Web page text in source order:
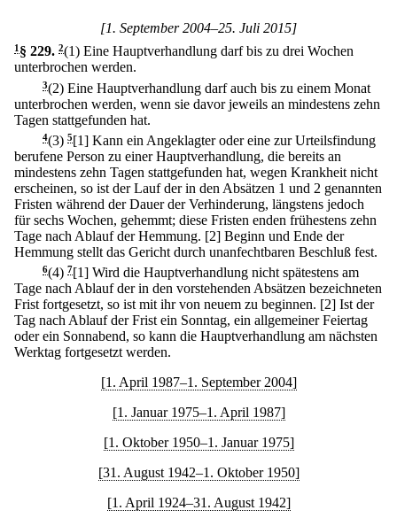
[1. September 2004–25. Juli 2015]
1§ 229. 2(1) Eine Hauptverhandlung darf bis zu drei Wochen
unterbrochen werden.
3(2) Eine Hauptverhandlung darf auch bis zu einem Monat
unterbrochen werden, wenn sie davor jeweils an mindestens zehn
Tagen stattgefunden hat.
4(3) 5[1] Kann ein Angeklagter oder eine zur Urteilsfindung
berufene Person zu einer Hauptverhandlung, die bereits an
mindestens zehn Tagen stattgefunden hat, wegen Krankheit nicht
erscheinen, so ist der Lauf der in den Absätzen 1 und 2 genannten
Fristen während der Dauer der Verhinderung, längstens jedoch
für sechs Wochen, gehemmt; diese Fristen enden frühestens zehn
Tage nach Ablauf der Hemmung. [2] Beginn und Ende der
Hemmung stellt das Gericht durch unanfechtbaren Beschluß fest.
6(4) 7[1] Wird die Hauptverhandlung nicht spätestens am
Tage nach Ablauf der in den vorstehenden Absätzen bezeichneten
Frist fortgesetzt, so ist mit ihr von neuem zu beginnen. [2] Ist der
Tag nach Ablauf der Frist ein Sonntag, ein allgemeiner Feiertag
oder ein Sonnabend, so kann die Hauptverhandlung am nächsten
Werktag fortgesetzt werden.
[1. April 1987–1. September 2004]
[1. Januar 1975–1. April 1987]
[1. Oktober 1950–1. Januar 1975]
[31. August 1942–1. Oktober 1950]
[1. April 1924–31. August 1942]